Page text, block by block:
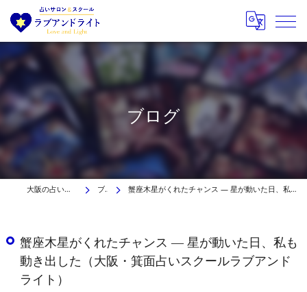
ブログ
大阪の占いはラブアンドライト ブログ 蟹座木星がくれたチャンス ― 星が動いた日、私も動き出した（大阪・箕面占いスクールラブアンドライト）
蟹座木星がくれたチャンス ― 星が動いた日、私も
動き出した（大阪・箕面占いスクールラブアンド
ライト）